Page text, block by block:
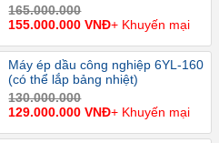
165.000.000
155.000.000 VNĐ+ Khuyến mại
Máy ép dầu công nghiệp 6YL-160
(có thể lắp bảng nhiệt)
130.000.000
129.000.000 VNĐ+ Khuyến mại